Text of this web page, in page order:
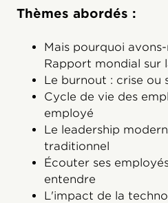
Thèmes abordés :
Mais pourquoi
Rapport mondial sur
Le burnout : crise ou
Cycle de vie des
employé
Le leadership
traditionnel
Écouter ses
entendre
L'impact de la